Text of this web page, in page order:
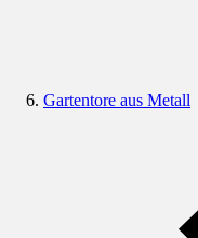
Gartentore aus Metall